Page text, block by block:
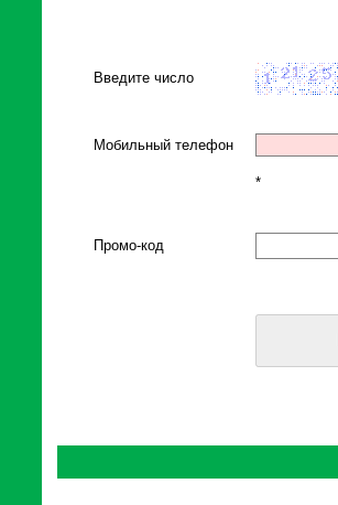
Введите число
Мобильный телефон
*
Промо-код